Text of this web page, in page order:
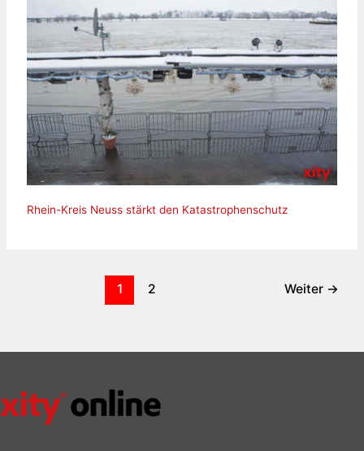
Rhein-Kreis Neuss stärkt den Katastrophenschutz
1 2 Weiter →